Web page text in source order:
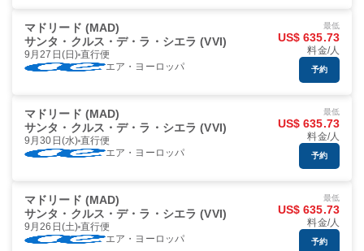
マドリード (MAD)
サンタ・クルス・デ・ラ・シエラ (VVI)
9月27日(日) 直行便
エア・ヨーロッパ
最低
US$ 635.73
料金/人
予約
マドリード (MAD)
サンタ・クルス・デ・ラ・シエラ (VVI)
9月30日(水) 直行便
エア・ヨーロッパ
最低
US$ 635.73
料金/人
予約
マドリード (MAD)
サンタ・クルス・デ・ラ・シエラ (VVI)
9月26日(土) 直行便
エア・ヨーロッパ
最低
US$ 635.73
料金/人
予約